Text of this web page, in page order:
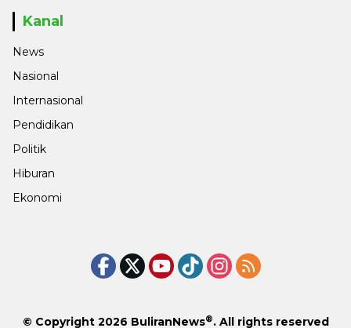
Kanal
News
Nasional
Internasional
Pendidikan
Politik
Hiburan
Ekonomi
© Copyright 2026 BuliranNews®. All rights reserved